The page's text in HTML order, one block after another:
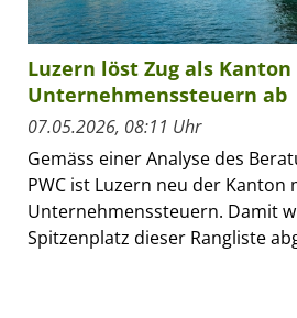
Luzern löst Zug als
Unternehmenssteuern ab
07.05.2026, 08:11 Uhr
Gemäss einer Analyse des
PWC ist Luzern neu der Kanton
Unternehmenssteuern. Damit
Spitzenplatz dieser Rangliste